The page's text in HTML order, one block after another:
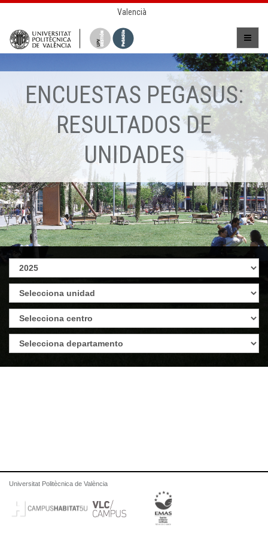
Valencià
ENCUESTAS PEGASUS:
RESULTADOS DE
UNIDADES
Universitat Politècnica de València